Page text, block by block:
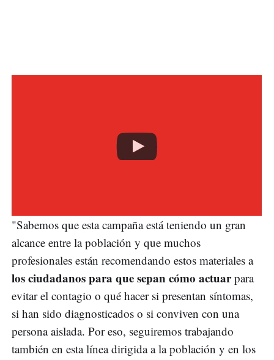
"Sabemos que esta campaña está teniendo un gran
alcance entre la población y que muchos
profesionales están recomendando estos materiales a
los ciudadanos para que sepan cómo actuarpara
evitar el contagio o qué hacer si presentan síntomas,
si han sido diagnosticados o si conviven con una
persona aislada. Por eso, seguiremos trabajando
también en esta línea dirigida a la población y en los